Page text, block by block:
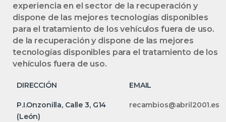
experiencia en el sector de la recuperación y
dispone de las mejores tecnologías disponibles
para el tratamiento de los vehículos fuera de uso.
de la recuperación y dispone de las mejores
tecnologías disponibles para el tratamiento de los
vehículos fuera de uso.
DIRECCIÓN EMAIL
P.I.Onzonilla, Calle 3, G14
(León)
recambios@abril2001.es